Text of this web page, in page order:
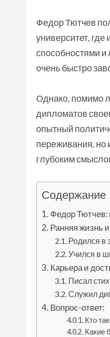
Федор Тютчев
университет,
способностями
очень быстро
Однако, помимо
дипломатов
опытный
переживания, но
глубоким
Содержание
Федор Тютчев:
Ранняя жизнь
Родился в
Учился в
Карьера и
Писал
Служил
Вопрос-ответ:
Кто
Какие